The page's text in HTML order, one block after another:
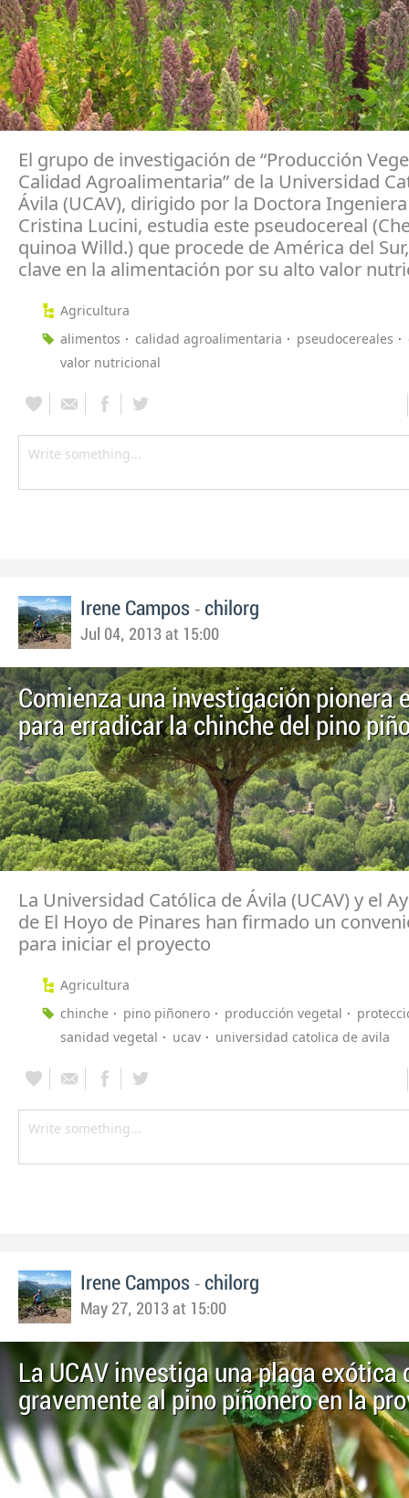
El grupo de investigación de “Producción
Calidad Agroalimentaria” de la Universidad
Ávila (UCAV), dirigido por la Doctora
Cristina Lucini, estudia este pseudocereal
quinoa Willd.) que procede de América del
clave en la alimentación por su alto valor
Agricultura
alimentos
calidad agroalimentaria pseudocereales
valor nutricional
Irene Campos - chilorg
Jul 04, 2013 at 15:00
Comienza una investigación pionera
para erradicar la chinche del pino
La Universidad Católica de Ávila (UCAV) y el
de El Hoyo de Pinares han firmado un
para iniciar el proyecto
Agricultura
chinche
pino piñonero producción vegetal
sanidad vegetal
ucav universidad catolica de avila
Irene Campos - chilorg
May 27, 2013 at 15:00
La UCAV investiga una plaga exótica
gravemente al pino piñonero en la